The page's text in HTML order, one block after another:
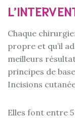
Chaque
propre et qu’il
meilleurs
principes de
Incisions
Elles font entre